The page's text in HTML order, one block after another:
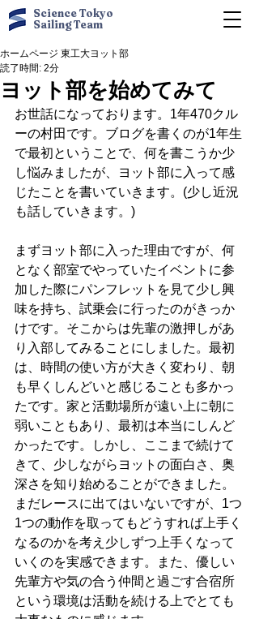
Science Tokyo
Sailing Team
ヨット部を始めてみて
ホームページ 東工大ヨット部
読了時間: 2分
お世話になっております。1年470クル
ーの村田です。ブログを書くのが1年生
で最初ということで、何を書こうか少
し悩みましたが、ヨット部に入って感
じたことを書いていきます。(少し近況
も話していきます。)
まずヨット部に入った理由ですが、何
となく部室でやっていたイベントに参
加した際にパンフレットを見て少し興
味を持ち、試乗会に行ったのがきっか
けです。そこからは先輩の激押しがあ
り入部してみることにしました。最初
は、時間の使い方が大きく変わり、朝
も早くしんどいと感じることも多かっ
たです。家と活動場所が遠い上に朝に
弱いこともあり、最初は本当にしんど
かったです。しかし、ここまで続けて
きて、少しながらヨットの面白さ、奥
深さを知り始めることができました。
まだレースに出てはいないですが、1つ
1つの動作を取ってもどうすれば上手く
なるのかを考え少しずつ上手くなって
いくのを実感できます。また、優しい
先輩方や気の合う仲間と過ごす合宿所
という環境は活動を続ける上でとても